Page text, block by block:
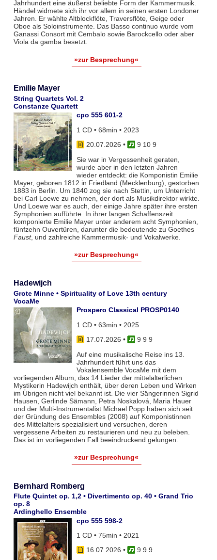
Jahrhundert eine äußerst beliebte Form der Kammermusik.
Händel widmete sich ihr vor allem in seinen ersten Londoner
Jahren. Er wählte Altblockflöte, Traversflöte, Geige oder
Oboe als Soloinstrumente. Das Basso continuo wurde vom
Ganassi Consort mit Cembalo sowie Barockcello oder aber
Viola da gamba besetzt.
»zur Besprechung«
Emilie Mayer
String Quartets Vol. 2
Constanze Quartett
cpo 555 601-2
1 CD • 68min • 2023
20.07.2026 •
9 10 9
Sie war in Vergessenheit geraten,
wurde aber in den letzten Jahren
wieder entdeckt: die Komponistin Emilie
Mayer, geboren 1812 in Friedland (Mecklenburg), gestorben
1883 in Berlin. Um 1840 zog sie nach Stettin, um Unterricht
bei Carl Loewe zu nehmen, der dort als Musikdirektor wirkte.
Und Loewe war es auch, der einige Jahre später ihre ersten
Symphonien aufführte. In ihrer langen Schaffenszeit
komponierte Emilie Mayer unter anderem acht Symphonien,
fünfzehn Ouvertüren, darunter die bedeutende zu Goethes
Faust, und zahlreiche Kammermusik- und Vokalwerke.
»zur Besprechung«
Hadewijch
Grote Minne • Spirituality of Love 13th century
VocaMe
Prospero Classical PROSP0140
1 CD • 63min • 2025
17.07.2026 •
9 9 9
Auf eine musikalische Reise ins 13.
Jahrhundert führt uns das
Vokalensemble VocaMe mit dem
vorliegenden Album, das 14 Lieder der mittelalterlichen
Mystikerin Hadewijch enthält, über deren Leben und Wirken
im Übrigen nicht viel bekannt ist. Die vier Sängerinnen Sigrid
Hausen, Gerlinde Sämann, Petra Noskalová, Maria Hauer
und der Multi-Instrumentalist Michael Popp haben sich seit
der Gründung des Ensembles (2008) auf Komponistinnen
des Mittelalters spezialisiert und versuchen, deren
vergessene Arbeiten zu restaurieren und neu zu beleben.
Das ist im vorliegenden Fall beeindruckend gelungen.
»zur Besprechung«
Bernhard Romberg
Flute Quintet op. 1,2 • Divertimento op. 40 • Grand Trio
op. 8
Ardinghello Ensemble
cpo 555 598-2
1 CD • 75min • 2021
16.07.2026 •
9 9 9